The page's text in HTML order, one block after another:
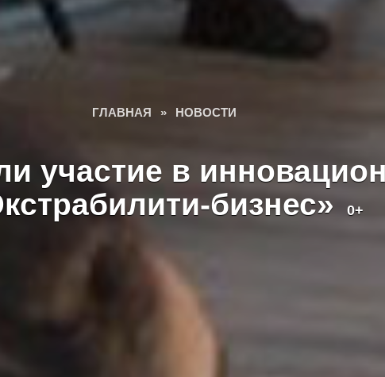
ГЛАВНАЯ » НОВОСТИ
участие в
бизнес»
0+